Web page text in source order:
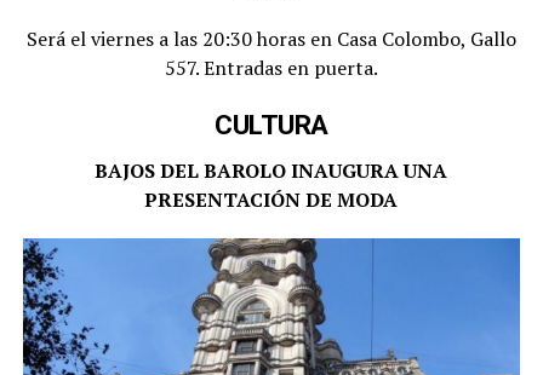
Será el viernes a las 20:30 horas en Casa Colombo, Gallo
557. Entradas en puerta.
CULTURA
BAJOS DEL BAROLO INAUGURA UNA
PRESENTACIÓN DE MODA